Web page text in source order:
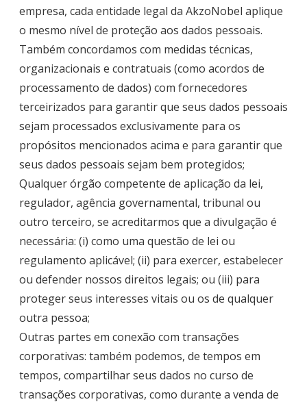
empresa, cada entidade legal da AkzoNobel aplique
o mesmo nível de proteção aos dados pessoais.
Também concordamos com medidas técnicas,
organizacionais e contratuais (como acordos de
processamento de dados) com fornecedores
terceirizados para garantir que seus dados pessoais
sejam processados exclusivamente para os
propósitos mencionados acima e para garantir que
seus dados pessoais sejam bem protegidos;
Qualquer órgão competente de aplicação da lei,
regulador, agência governamental, tribunal ou
outro terceiro, se acreditarmos que a divulgação é
necessária: (i) como uma questão de lei ou
regulamento aplicável; (ii) para exercer, estabelecer
ou defender nossos direitos legais; ou (iii) para
proteger seus interesses vitais ou os de qualquer
outra pessoa;
Outras partes em conexão com transações
corporativas: também podemos, de tempos em
tempos, compartilhar seus dados no curso de
transações corporativas, como durante a venda de